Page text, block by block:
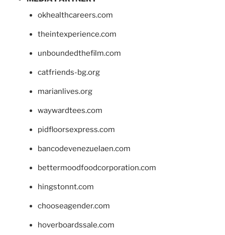
okhealthcareers.com
theintexperience.com
unboundedthefilm.com
catfriends-bg.org
marianlives.org
waywardtees.com
pidfloorsexpress.com
bancodevenezuelaen.com
bettermoodfoodcorporation.com
hingstonnt.com
chooseagender.com
hoverboardssale.com